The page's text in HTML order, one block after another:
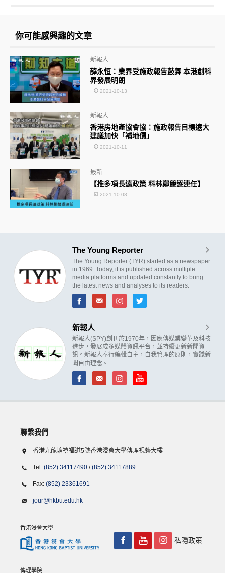
你可能感興趣的文章
薛永恒：業界受施政報告鼓舞 本港創科
界發展明朗
新報人
2021-10-13
香港房地產協會協：施政報告目標遠大
建議加快「補地價」
新報人
2021-10-11
【推多項長遠政策 料林鄭競逐連任】
最新
2021-10-08
The Young Reporter
The Young Reporter (TYR) started as a newspaper
in 1969. Today, it is published across multiple
media platforms and updated constantly to bring
the latest news and analyses to its readers.
新報人
新報人(SPY)創刊於1970年，因應傳媒業變革及科技
進步，發展成多媒體資訊平台，並持續更新新聞資
訊。新報人奉行編輯自主，自我管理的原則，實踐新
聞自由理念。
聯繫我們
香港九龍塘禧福道5號香港浸會大學傳理視藝大樓
Tel: (852) 34117490 /(852) 34117889
Fax: (852) 23361691
jour@hkbu.edu.hk
香港浸會大學
傳理學院
私隱政策